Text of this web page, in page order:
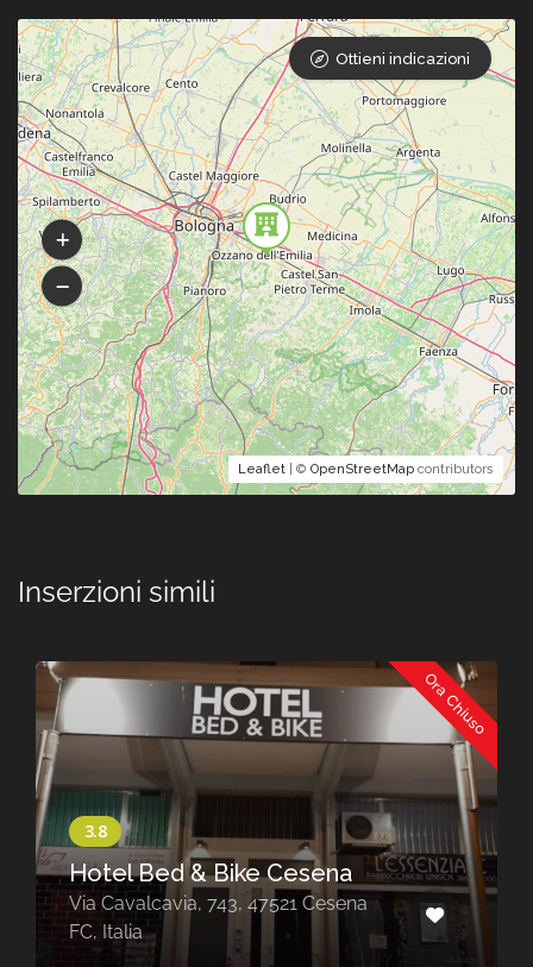
Leaflet | © OpenStreetMap contributors
Ottieni indicazioni
Inserzioni simili
Ora Chiuso
Hotel Bed & Bike Cesena
Via Cavalcavia, 743, 47521 Cesena
FC, Italia